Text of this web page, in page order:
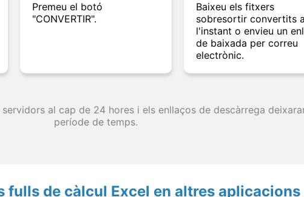
Premeu el botó
"CONVERTIR".
Baixeu els fitxers
sobresortir convertits a
l'instant o envieu un
de baixada per correu
electrònic.
al cap de 24 hores i els enllaços de descàrrega
període de temps.
fulls de càlcul Excel en altres